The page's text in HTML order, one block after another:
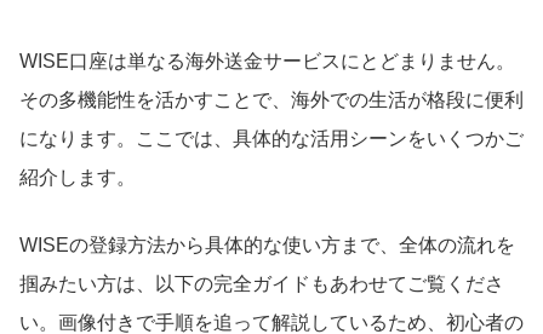
WISE口座は単なる海外送金サービスにとどまりません。
その多機能性を活かすことで、海外での生活が格段に便利
になります。ここでは、具体的な活用シーンをいくつかご
紹介します。
WISEの登録方法から具体的な使い方まで、全体の流れを
掴みたい方は、以下の完全ガイドもあわせてご覧くださ
い。画像付きで手順を追って解説しているため、初心者の